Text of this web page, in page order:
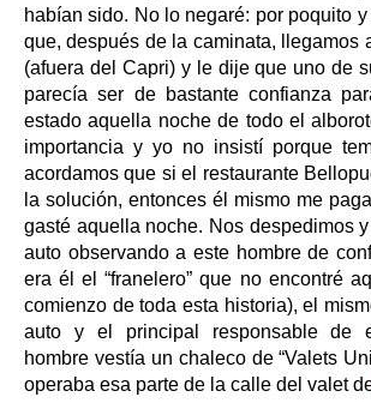
habían sido. No lo negaré: por poquito
que, después de la caminata, llegamos
(afuera del Capri) y le dije que uno de
parecía ser de bastante confianza
estado aquella noche de todo el
importancia y yo no insistí porque
acordamos que si el restaurante
la solución, entonces él mismo me
gasté aquella noche. Nos despedimos
auto observando a este hombre de
era él el “franelero” que no encontré
comienzo de toda esta historia), el
auto y el principal responsable de
hombre vestía un chaleco de “Valets
operaba esa parte de la calle del valet